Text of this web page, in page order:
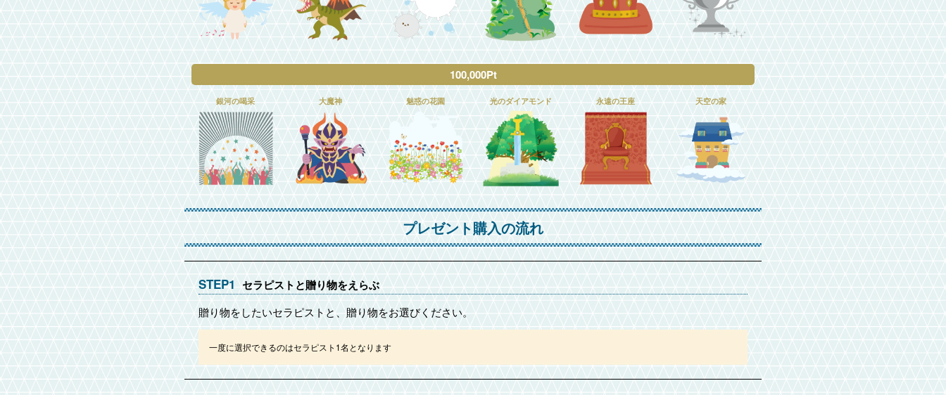
100,000Pt
銀河の喝采 大魔神 魅惑の花園 光のダイアモンド 永遠の王座 天空の家
プレゼント購入の流れ
STEP1セラピストと贈り物をえらぶ
贈り物をしたいセラピストと、贈り物をお選びください。
一度に選択できるのはセラピスト1名となります